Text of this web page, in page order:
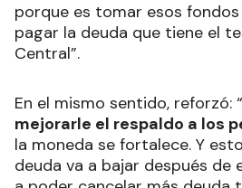
porque es tomar esos fondos
pagar la deuda que tiene el
Central”.
En el mismo sentido, reforzó:
mejorarle el respaldo a los
la moneda se fortalece. Y
deuda va a bajar después de